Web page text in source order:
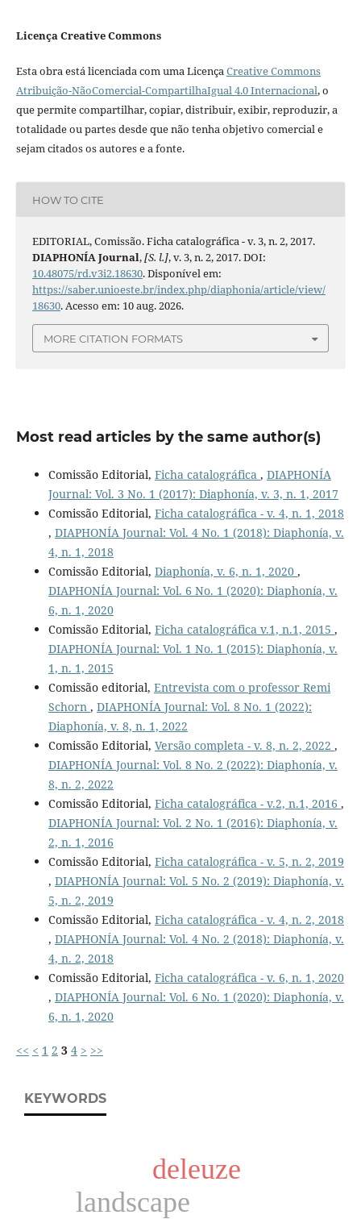
Licença Creative Commons
Esta obra está licenciada com uma LicençaCreative Commons
Atribuição-NãoComercial-CompartilhaIgual 4.0 Internacional, o
que permite compartilhar, copiar, distribuir, exibir, reproduzir, a
totalidade ou partes desde que não tenha objetivo comercial e
sejam citados os autores e a fonte.
HOW TO CITE
EDITORIAL, Comissão. Ficha catalográfica - v. 3, n. 2, 2017.
DIAPHONÍA Journal,[S. l.], v. 3, n. 2, 2017. DOI:
10.48075/rd.v3i2.18630. Disponível em:
https://saber.unioeste.br/index.php/diaphonia/article/view/
18630. Acesso em: 10 aug. 2026.
MORE CITATION FORMATS
Most read articles by the same author(s)
Comissão Editorial, Ficha catalográfica , DIAPHONÍA
Journal: Vol. 3 No. 1 (2017): Diaphonía, v. 3, n. 1, 2017
Comissão Editorial, Ficha catalográfica - v. 4, n. 1, 2018
, DIAPHONÍA Journal: Vol. 4 No. 1 (2018): Diaphonía, v.
4, n. 1, 2018
Comissão Editorial, Diaphonía, v. 6, n. 1, 2020 ,
DIAPHONÍA Journal: Vol. 6 No. 1 (2020): Diaphonía, v.
6, n. 1, 2020
Comissão Editorial, Ficha catalográfica v.1, n.1, 2015 ,
DIAPHONÍA Journal: Vol. 1 No. 1 (2015): Diaphonía, v.
1, n. 1, 2015
Comissão editorial, Entrevista com o professor Remi
Schorn , DIAPHONÍA Journal: Vol. 8 No. 1 (2022):
Diaphonía, v. 8, n. 1, 2022
Comissão Editorial, Versão completa - v. 8, n. 2, 2022 ,
DIAPHONÍA Journal: Vol. 8 No. 2 (2022): Diaphonía, v.
8, n. 2, 2022
Comissão Editorial, Ficha catalográfica - v.2, n.1, 2016 ,
DIAPHONÍA Journal: Vol. 2 No. 1 (2016): Diaphonía, v.
2, n. 1, 2016
Comissão Editorial, Ficha catalográfica - v. 5, n. 2, 2019
, DIAPHONÍA Journal: Vol. 5 No. 2 (2019): Diaphonía, v.
5, n. 2, 2019
Comissão Editorial, Ficha catalográfica - v. 4, n. 2, 2018
, DIAPHONÍA Journal: Vol. 4 No. 2 (2018): Diaphonía, v.
4, n. 2, 2018
Comissão Editorial, Ficha catalográfica - v. 6, n. 1, 2020
, DIAPHONÍA Journal: Vol. 6 No. 1 (2020): Diaphonía, v.
6, n. 1, 2020
<< < 1 2 3 4 > >>
KEYWORDS
deleuze
landscape